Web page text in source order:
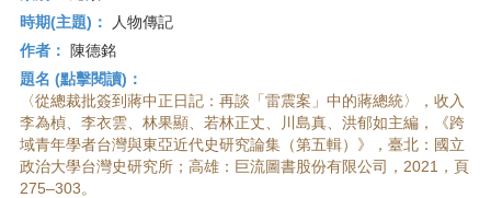
時期(主題)：
人物傳記
作者：
陳德銘
題名 (點擊閱讀)：
〈從總裁批簽到蔣中正日記：再談「雷震案」中的蔣總統〉，收入
李為楨、李衣雲、林果顯、若林正丈、川島真、洪郁如主編，《跨
域青年學者台灣與東亞近代史研究論集（第五輯）》，臺北：國立
政治大學台灣史研究所；高雄：巨流圖書股份有限公司，2021，頁
275–303。